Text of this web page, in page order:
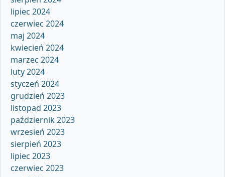
lipiec 2024
czerwiec 2024
maj 2024
kwiecień 2024
marzec 2024
luty 2024
styczeń 2024
grudzień 2023
listopad 2023
październik 2023
wrzesień 2023
sierpień 2023
lipiec 2023
czerwiec 2023